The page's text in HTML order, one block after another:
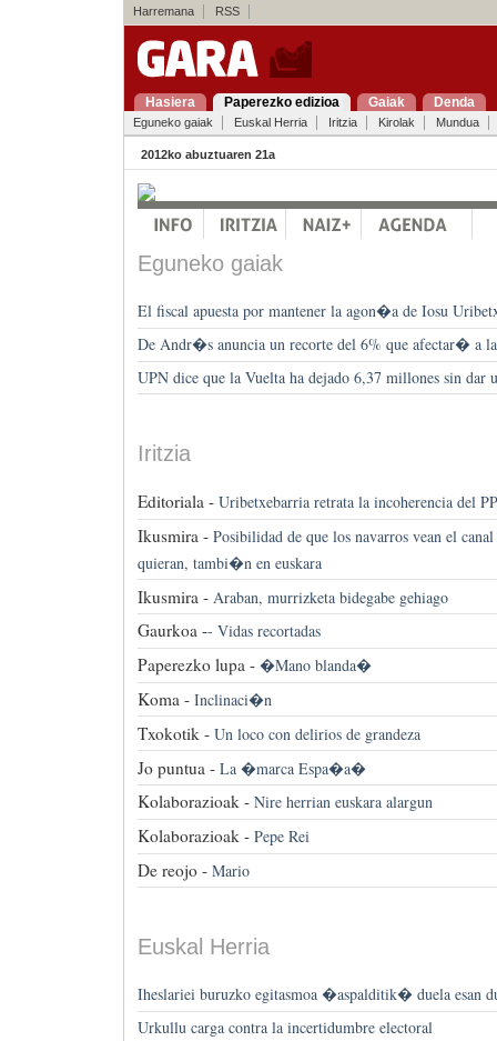
Harremana RSS
Hasiera Paperezko edizioa Gaiak Denda
Eguneko gaiak Euskal Herria Iritzia Kirolak Mundua
2012ko abuztuaren 21a
Eguneko gaiak
El fiscal apuesta por mantener la agon�a de Iosu
De Andr�s anuncia un recorte del 6% que afectar� a
UPN dice que la Vuelta ha dejado 6,37 millones sin dar
Iritzia
Editoriala - Uribetxebarria retrata la incoherencia del PP
Ikusmira - Posibilidad de que los navarros vean el
quieran, tambi�n en euskara
Ikusmira - Araban, murrizketa bidegabe gehiago
Gaurkoa -- Vidas recortadas
Paperezko lupa - �Mano blanda�
Koma - Inclinaci�n
Txokotik - Un loco con delirios de grandeza
Jo puntua - La �marca Espa�a�
Kolaborazioak - Nire herrian euskara alargun
Kolaborazioak - Pepe Rei
De reojo - Mario
Euskal Herria
Iheslariei buruzko egitasmoa �aspalditik� duela esan
Urkullu carga contra la incertidumbre electoral